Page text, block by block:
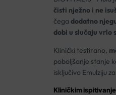
čisti nježno i ne
čega dodatno
dobi u slučaju vrlo
Klinički testirano,
poboljšanje stanje
isključivo Emulziju
Kliničkim